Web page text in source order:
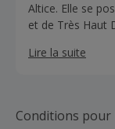
Altice. Elle se
et de Très Haut
forfaits Mobile
Lire la suite
Conditions pour